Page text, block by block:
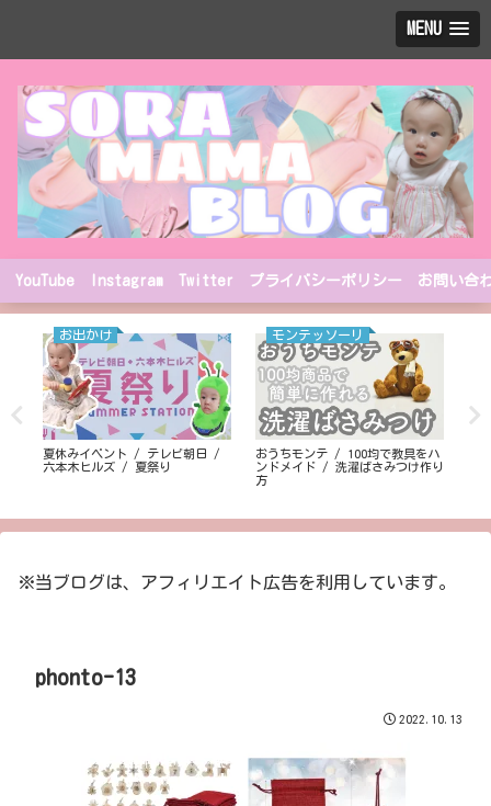
MENU
YouTube Instagram Twitter プライバシーポリシー お問い合
お出かけ
夏休みイベント / テレビ朝日 /
六本木ヒルズ / 夏祭り
モンテッソーリ
おうちモンテ / 100均で教具をハ
ンドメイド / 洗濯ばさみつけ作り
方
※当ブログは、アフィリエイト広告を利用しています。
phonto-13
2022.10.13